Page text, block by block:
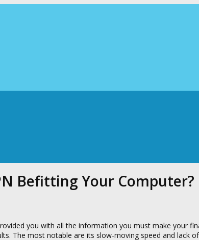
Befitting Your Computer?
you with all the information you must make your
The most notable are its slow-moving speed and lack